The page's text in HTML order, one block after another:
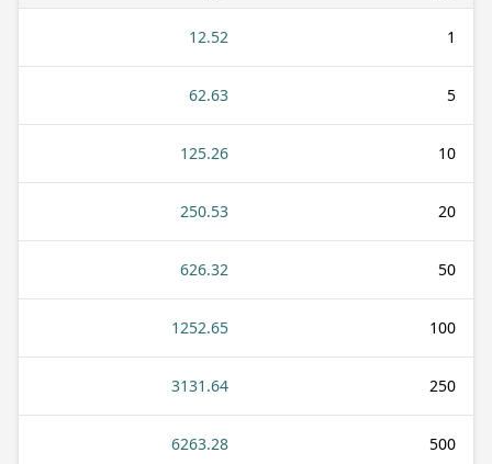
1
12.52
5
62.63
10
125.26
20
250.53
50
626.32
100
1252.65
250
3131.64
500
6263.28